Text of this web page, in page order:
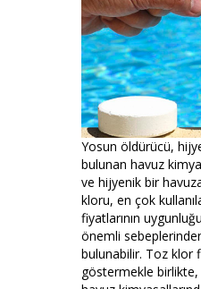
Yosun öldürücü,
bulunan havuz
ve hijyenik bir
kloru, en çok
fiyatlarının
önemli
bulunabilir. Toz klor
göstermekle birlikte,